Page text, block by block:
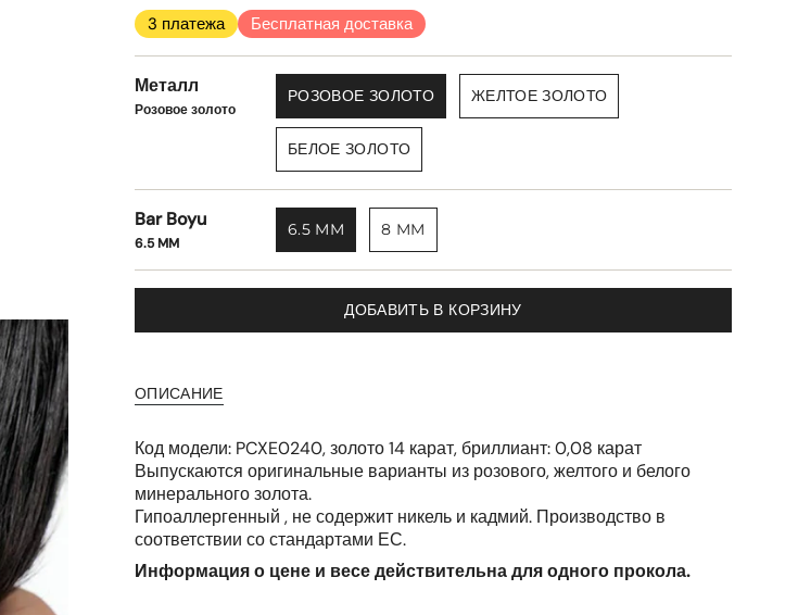
3 платежа Бесплатная доставка
Металл
Розовое золото
РОЗОВОЕ ЗОЛОТО ЖЕЛТОЕ ЗОЛОТО
БЕЛОЕ ЗОЛОТО
Bar Boyu
6.5 MM
6.5 MM 8 MM
ДОБАВИТЬ В КОРЗИНУ
ОПИСАНИЕ
Код модели: PCXE0240, золото 14 карат, бриллиант: 0,08 карат
Выпускаются оригинальные варианты из розового, желтого и белого
минерального золота.
Гипоаллергенный , не содержит никель и кадмий. Производство в
соответствии со стандартами ЕС.
Информация о цене и весе действительна для одного прокола.